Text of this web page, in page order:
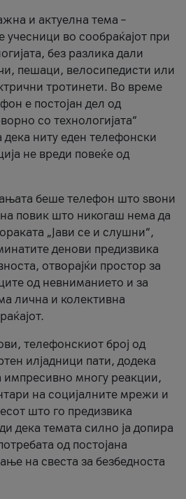
и актуелна тема –
учесници во сообраќајот при
без разлика дали
пешаци, велосипедисти или
тротинети. Во време
е постојан дел од
со технологијата“
дека ниту еден телефонски
не вреди повеќе од
беше телефон што ѕвони
повик што никогаш нема да
„Јави се и слушни“,
денови предизвика
отворајќи простор за
од невниманието и за
лична и колективна
телефонскиот број од
илјадници пати, додека
импресивно многу реакции,
на социјалните мрежи и
што го предизвика
дека темата силно ја допира
од постојана
на свеста за безбедноста